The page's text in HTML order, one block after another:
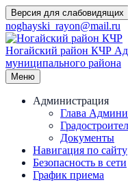
Перейти
к
содержимому
Версия для слабовидящих
noghayski_rayon@mail.ru
Ногайский район КЧР
муниципального района
Меню
Администрация
Глава
Документы
Навигация по сайту
Безопасность в сети
График приема